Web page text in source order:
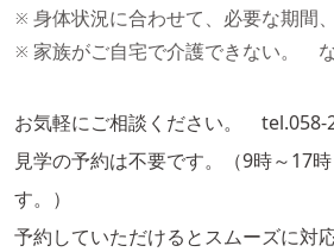
身体状況に合わせて、必要な期間
家族がご自宅で介護できない。
お気軽にご相談ください。 tel.058-
見学の予約は不要です。（9時～17
す。）
予約していただけるとスムーズに対応